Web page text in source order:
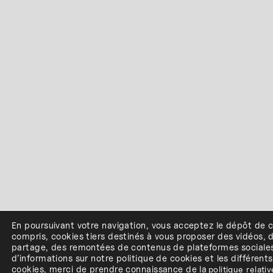
En poursuivant votre navigation, vous acceptez le dépôt de
compris, cookiestiers destinés à vous proposer des vidéos,
partage, des remontées de contenus de plateformes
d’informations sur notre politique de cookies et les
cookies, merci de prendre connaissance de la politique